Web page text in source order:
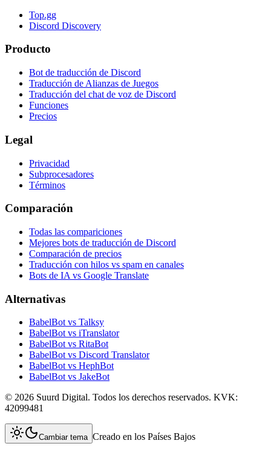
Top.gg
Discord Discovery
Producto
Bot de traducción de Discord
Traducción de Alianzas de Juegos
Traducción del chat de voz de Discord
Funciones
Precios
Legal
Privacidad
Subprocesadores
Términos
Comparación
Todas las compariciones
Mejores bots de traducción de Discord
Comparación de precios
Traducción con hilos vs spam en canales
Bots de IA vs Google Translate
Alternativas
BabelBot vs Talksy
BabelBot vs iTranslator
BabelBot vs RitaBot
BabelBot vs Discord Translator
BabelBot vs HephBot
BabelBot vs JakeBot
© 2026 Suurd Digital. Todos los derechos reservados. KVK:
42099481
Cambiar tema Creado en los Países Bajos